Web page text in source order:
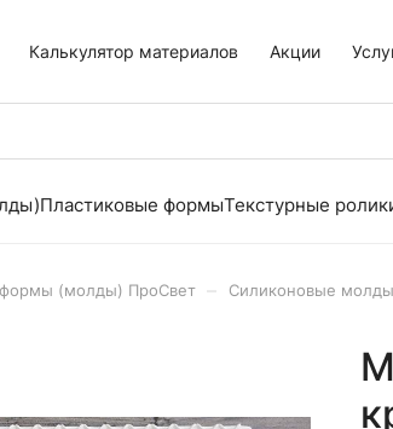
Калькулятор материалов Акции
Пластиковые формыТекстурные
(молды) ПроСвет Силиконовые